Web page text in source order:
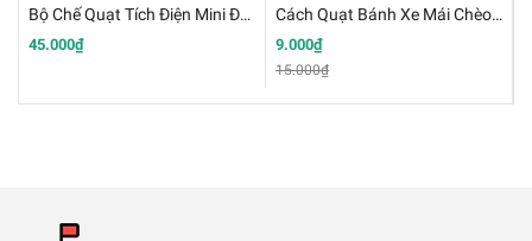
✔️Trọng lương: 130g Bộ Chế Quạt Tích Điện Mini Đùng Động Cơ 180 3.7V
45.000₫
Cách Quạt Bánh Xe Mái Chèo Làm Thuyền 2x100mm
9.000₫
15.000₫